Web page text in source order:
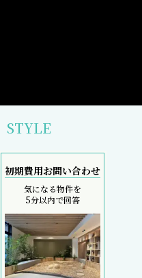
STYLE
初期費用お問い合わせ
気になる物件を
5分以内で回答